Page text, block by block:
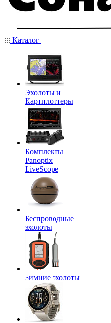
Каталог
Эхолоты и
Картплоттеры
Комплекты
Panoptix
LiveScope
Беспроводные
эхолоты
Зимние эхолоты